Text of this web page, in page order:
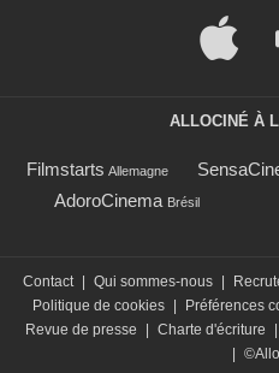
ALLOCINÉ À
Filmstarts Allemagne
AdoroCinema Brésil
Contact | Qui sommes-nous |
Politique de cookies | Préférences
Revue de presse
| Charte d'écriture |
|